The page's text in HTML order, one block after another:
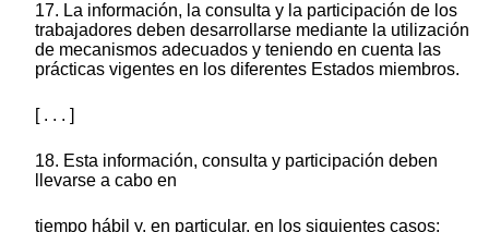
17. La información, la consulta y la participación de los
trabajadores deben desarrollarse mediante la utilización
de mecanismos adecuados y teniendo en cuenta las
prácticas vigentes en los diferentes Estados miembros.
[ . . . ]
18. Esta información, consulta y participación deben
llevarse a cabo en
tiempo hábil y, en particular, en los siguientes casos: